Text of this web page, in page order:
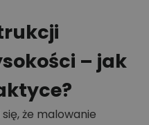
– jak
że malowanie